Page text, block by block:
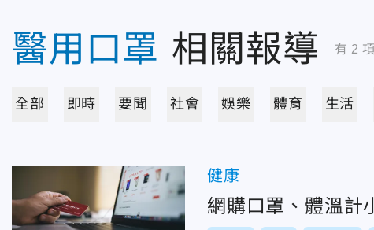
醫用口罩 相關報導 有 2
全部 即時 要聞 社會 娛樂 體育 生活
健康
網購口罩、體溫